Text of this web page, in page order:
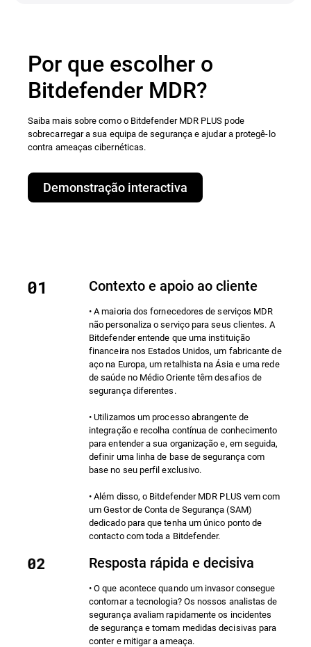
Por que escolher o
Bitdefender MDR?
Saiba mais sobre como o Bitdefender MDR PLUS pode
sobrecarregar a sua equipa de segurança e ajudar a protegê-lo
contra ameaças cibernéticas.
Demonstração interactiva
Contexto e apoio ao cliente
• A maioria dos fornecedores de serviços MDR
não personaliza o serviço para seus clientes. A
Bitdefender entende que uma instituição
financeira nos Estados Unidos, um fabricante de
aço na Europa, um retalhista na Ásia e uma rede
de saúde no Médio Oriente têm desafios de
segurança diferentes.
• Utilizamos um processo abrangente de
integração e recolha contínua de conhecimento
para entender a sua organização e, em seguida,
definir uma linha de base de segurança com
base no seu perfil exclusivo.
• Além disso, o Bitdefender MDR PLUS vem com
um Gestor de Conta de Segurança (SAM)
dedicado para que tenha um único ponto de
contacto com toda a Bitdefender.
Resposta rápida e decisiva
• O que acontece quando um invasor consegue
contornar a tecnologia? Os nossos analistas de
segurança avaliam rapidamente os incidentes
de segurança e tomam medidas decisivas para
conter e mitigar a ameaça.